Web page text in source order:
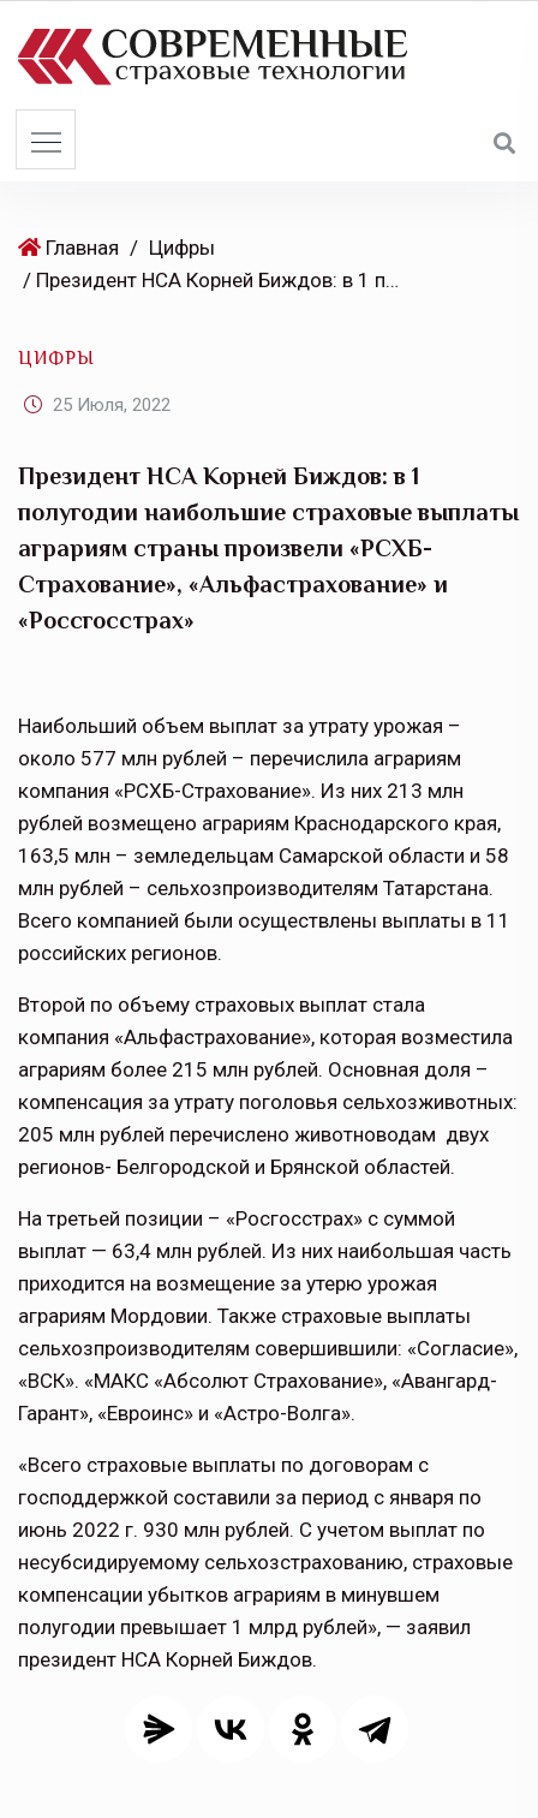
Главная / Цифры
/ Президент НСА Корней Биждов: в 1 полугодии наибольшие страховые выплаты аграриям страны произвели «РСХБ-Страхование», «Альфастрахование» и «Россгосстрах»
ЦИФРЫ
25 Июля, 2022
Президент НСА Корней Биждов: в 1
полугодии наибольшие страховые выплаты
аграриям страны произвели «РСХБ-
Страхование», «Альфастрахование» и
«Россгосстрах»
Наибольший объем выплат за утрату урожая –
около 577 млн рублей – перечислила аграриям
компания «РСХБ-Страхование». Из них 213 млн
рублей возмещено аграриям Краснодарского края,
163,5 млн – земледельцам Самарской области и 58
млн рублей – сельхозпроизводителям Татарстана.
Всего компанией были осуществлены выплаты в 11
российских регионов.
Второй по объему страховых выплат стала
компания «Альфастрахование», которая возместила
аграриям более 215 млн рублей. Основная доля –
компенсация за утрату поголовья сельхозживотных:
205 млн рублей перечислено животноводам двух
регионов- Белгородской и Брянской областей.
На третьей позиции – «Росгосстрах» с суммой
выплат — 63,4 млн рублей. Из них наибольшая часть
приходится на возмещение за утерю урожая
аграриям Мордовии. Также страховые выплаты
сельхозпроизводителям совершившили: «Согласие»,
«ВСК». «МАКС «Абсолют Страхование», «Авангард-
Гарант», «Евроинс» и «Астро-Волга».
«Всего страховые выплаты по договорам с
господдержкой составили за период с января по
июнь 2022 г. 930 млн рублей. С учетом выплат по
несубсидируемому сельхозстрахованию, страховые
компенсации убытков аграриям в минувшем
полугодии превышает 1 млрд рублей», — заявил
президент НСА Корней Биждов.